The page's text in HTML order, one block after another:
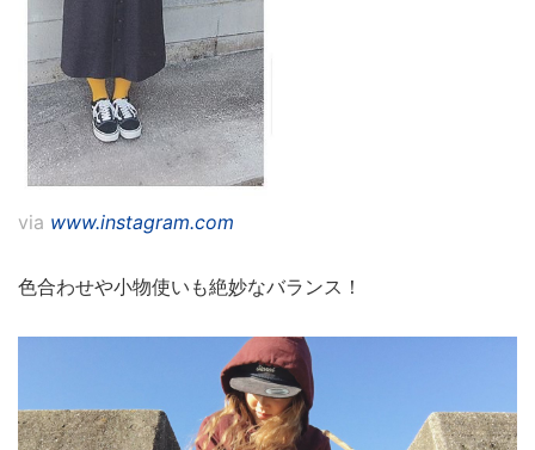
via www.instagram.com
色合わせや小物使いも絶妙なバランス！